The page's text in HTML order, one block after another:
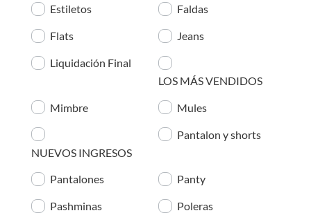
Estiletos Faldas
Flats Jeans
Liquidación Final
LOS MÁS VENDIDOS
Mimbre Mules
NUEVOS INGRESOS
Pantalon y shorts
Pantalones Panty
Pashminas Poleras